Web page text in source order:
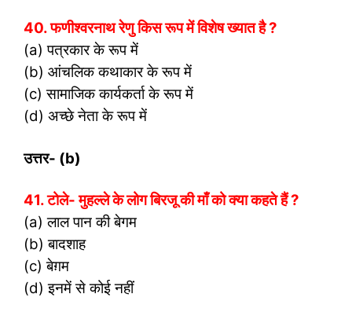
40. फणीश्वरनाथ रेणु किस रूप में विशेष ख्यात है ?
(a) पत्रकार के रूप में
(b) आंचलिक कथाकार के रूप में
(c) सामाजिक कार्यकर्ता के रूप में
(d) अच्छे नेता के रूप में
उत्तर- (b)
41. टोले- मुहल्ले के लोग बिरजू की माँ को क्या कहते हैं ?
(a) लाल पान की बेगम
(b) बादशाह
(c) बेग़म
(d) इनमें से कोई नहीं